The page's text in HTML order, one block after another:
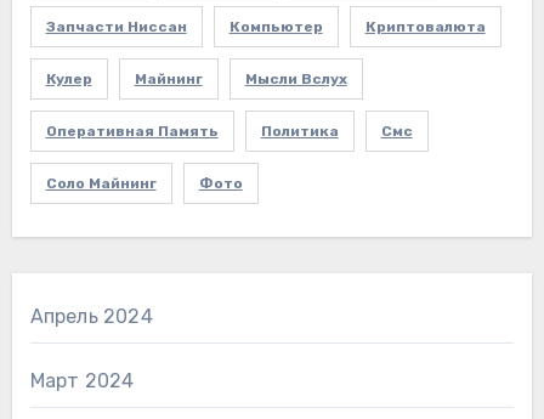
Запчасти Ниссан Компьютер Криптовалюта
Кулер Майнинг Мысли Вслух
Оперативная Память Политика Смс
Соло Майнинг Фото
Апрель 2024
Март 2024